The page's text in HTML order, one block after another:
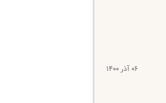
۰۶ آذر ۱۴۰۰